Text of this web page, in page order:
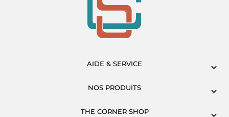
AIDE & SERVICE
NOS PRODUITS
THE CORNER SHOP